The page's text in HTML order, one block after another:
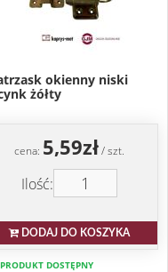
okienny niski
żółty
cena: 5,59zł/ szt.
Ilość:
DODAJ DO KOSZYKA
PRODUKT DOSTĘPNY